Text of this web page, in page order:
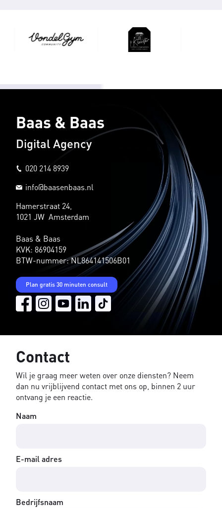
Baas & Baas
Digital Agency
020 214 8939
info@baasenbaas.nl
Hamerstraat 24,
1021 JW Amsterdam
Baas & Baas
KVK: 86904159
BTW-nummer: NL864141506B01
Plan gratis 30 minuten consult
Contact
Wil je graag meer weten over onze diensten? Neem
dan nu vrijblijvend contact met ons op, binnen 2 uur
ontvang je een reactie.
Naam
E-mail adres
Bedrijfsnaam